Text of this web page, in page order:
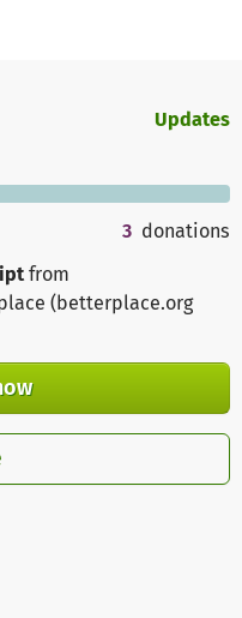
Updates
3 donations
from
(betterplace.org